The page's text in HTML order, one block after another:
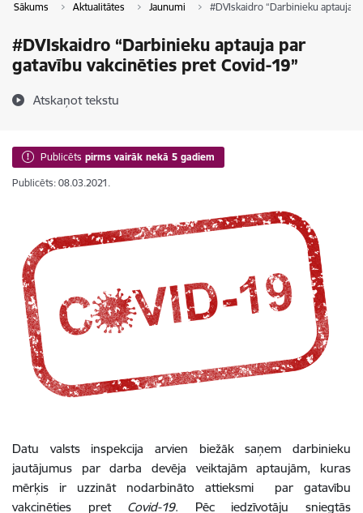
Sākums Aktualitātes Jaunumi #DVIskaidro “Darbinieku aptauja
#DVIskaidro “Darbinieku aptauja par
gatavību vakcinēties pret Covid-19”
Atskaņot tekstu
Publicēts pirms vairāk nekā 5 gadiem
Publicēts: 08.03.2021.
Datu valsts inspekcija arvien biežāk saņem darbinieku
jautājumus par darba devēja veiktajām aptaujām, kuras
mērķis ir uzzināt nodarbināto attieksmi par gatavību
vakcinēties pret Covid-19. Pēc iedzīvotāju sniegtās